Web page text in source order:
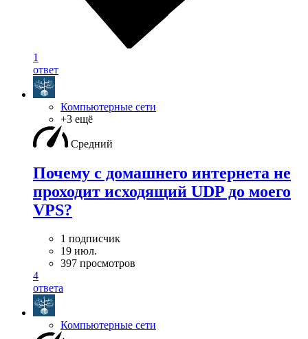
1
ответ
Компьютерные сети
+3 ещё
Средний
Почему с домашнего интернета не
проходит исходящий UDP до моего
VPS?
1 подписчик
19 июл.
397 просмотров
4
ответа
Компьютерные сети